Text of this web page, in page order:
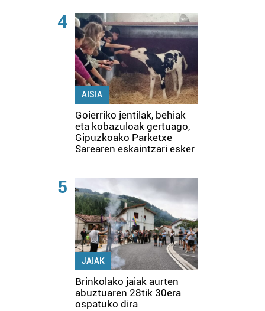
4
AISIA
Goierriko jentilak, behiak
eta kobazuloak gertuago,
Gipuzkoako Parketxe
Sarearen eskaintzari esker
5
JAIAK
Brinkolako jaiak aurten
abuztuaren 28tik 30era
ospatuko dira